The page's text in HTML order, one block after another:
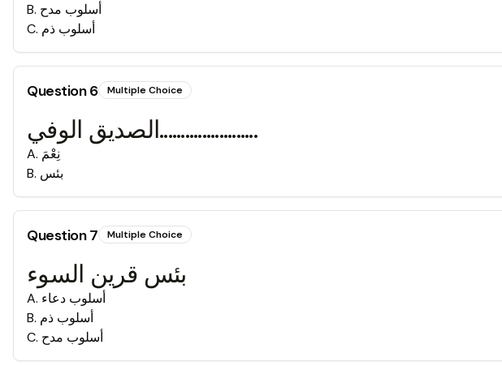
B. أسلوب مدح
C. أسلوب ذم
Question6 Multiple Choice
الصديق الوفي.......................
A. نِعْمَ
B. بئس
Question7 Multiple Choice
بئس قرين السوء
A. أسلوب دعاء
B. أسلوب ذم
C. أسلوب مدح